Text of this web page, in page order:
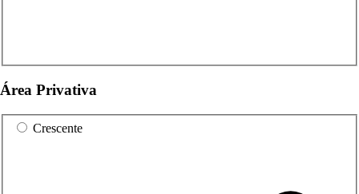
Área Privativa
Crescente